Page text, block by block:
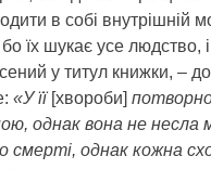
в собі внутрішній
їх шукає усе людство,
у титул книжки, –
«У її[хвороби]
однак вона не
смерті, однак кожна